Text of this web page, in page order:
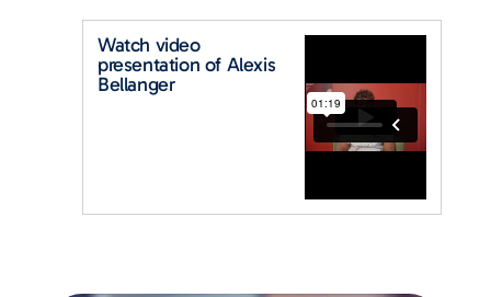
Watch video
presentation of Alexis
Bellanger